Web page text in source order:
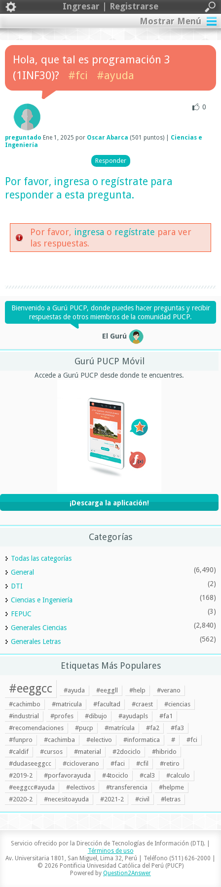
Ingresar | Registrarse
Mostrar Menú
Hola, que tal es programación 3
(1INF30)?
#fci #ayuda
0
preguntado Ene 1, 2025 por Oscar Abarca (501 puntos)
Ciencias e
Ingeniería
Por favor, ingresa o regístrate para
responder a esta pregunta.
Por favor, ingresa o regístrate para ver
las respuestas.
Bienvenido a Gurú PUCP, donde puedes hacer preguntas y recibir
respuestas de otros miembros de la comunidad PUCP.
El Gurú
Gurú PUCP Móvil
Accede a Gurú PUCP desde donde te encuentres.
¡Descarga la aplicación!
Categorías
Todas las categorías
General
(6,490)
DTI (2)
Ciencias e Ingeniería (168)
FEPUC (3)
Generales Ciencias (2,840)
Generales Letras (562)
Etiquetas Más Populares
#eeggcc #ayuda #eeggll #help
#verano
#cachimbo
#matricula #facultad #craest
#ciencias
#industrial
#profes #dibujo #ayudapls
#fa1
#recomendaciones
#pucp #matrícula #fa2
#fa3
#funpro
#cachimba #electivo #informatica #
#fci
#caldif
#cursos #material #2dociclo
#hibrido
#dudaseeggcc
#cicloverano #faci #cfil
#retiro
#2019-2
#porfavorayuda #4tociclo #cal3
#calculo
#eeggcc#ayuda
#electivos #transferencia
#helpme
#2020-2
#necesitoayuda #2021-2 #civil #letras
Servicio ofrecido por la Dirección de Tecnologías de Información (DTI). |
Términos de uso
Av. Universitaria 1801, San Miguel, Lima 32, Perú | Teléfono (511) 626-2000 |
© 2026 Pontificia Univesidad Católica del Perú (PUCP)
Powered by Question2Answer